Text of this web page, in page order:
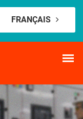
FRANÇAIS